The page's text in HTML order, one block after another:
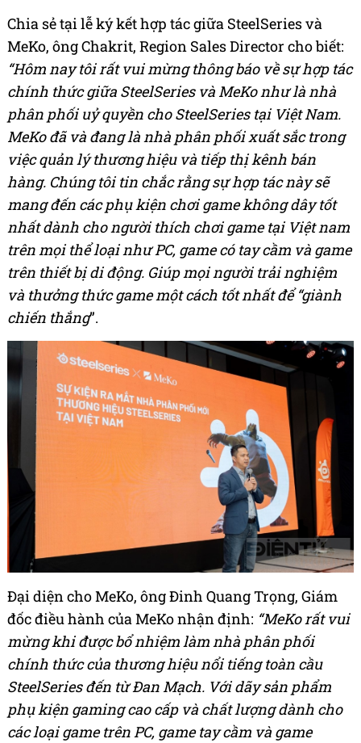
Chia sẻ tại lễ ký kết hợp tác giữa SteelSeries và
MeKo, ông Chakrit, Region Sales Director cho biết:
“Hôm nay tôi rất vui mừng thông báo về sự hợp tác
chính thức giữa SteelSeries và MeKo như là nhà
phân phối uỷ quyền cho SteelSeries tại Việt Nam.
MeKo đã và đang là nhà phân phối xuất sắc trong
việc quản lý thương hiệu và tiếp thị kênh bán
hàng. Chúng tôi tin chắc rằng sự hợp tác này sẽ
mang đến các phụ kiện chơi game không dây tốt
nhất dành cho người thích chơi game tại Việt nam
trên mọi thể loại như PC, game có tay cầm và game
trên thiết bị di động. Giúp mọi người trải nghiệm
và thưởng thức game một cách tốt nhất để “giành
chiến thắng”.
Đại diện cho MeKo, ông Đinh Quang Trọng, Giám
đốc điều hành của MeKo nhận định: “MeKo rất vui
mừng khi được bổ nhiệm làm nhà phân phối
chính thức của thương hiệu nổi tiếng toàn cầu
SteelSeries đến từ Đan Mạch. Với dãy sản phẩm
phụ kiện gaming cao cấp và chất lượng dành cho
các loại game trên PC, game tay cầm và game